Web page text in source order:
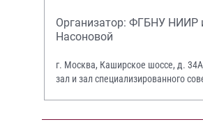
Организатор: ФГБНУ НИИР
Насоновой
г. Москва, Каширское шоссе, д.
зал и зал специализированного